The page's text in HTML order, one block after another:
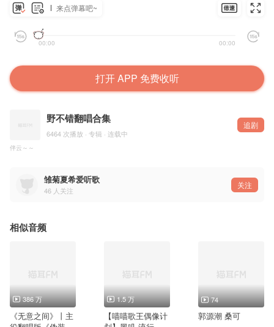
来点弹幕吧~
00:00 00:00
打开 APP 免费收听
野不错翻唱合集
6464 次播放 · 专辑 · 连载中
追剧
伴云～～
雏菊夏希爱听歌
46 人关注
关注
相似音频
386 万
《无意之间》丨主
1.5 万
【喵喵歌王偶像计
74
郭源潮 桑可